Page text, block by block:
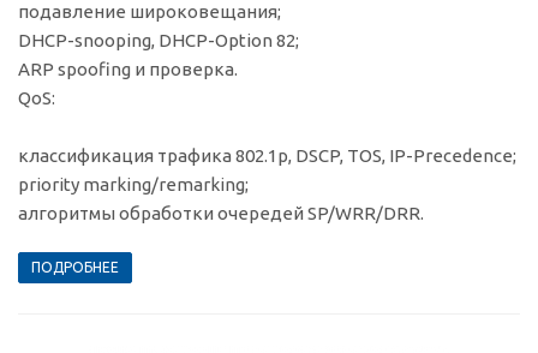
подавление широковещания;
DHCP-snooping, DHCP-Option 82;
ARP spoofing и проверка.
QoS:
классификация трафика 802.1p, DSCP, TOS, IP-Precedence;
priority marking/remarking;
алгоритмы обработки очередей SP/WRR/DRR.
ПОДРОБНЕЕ